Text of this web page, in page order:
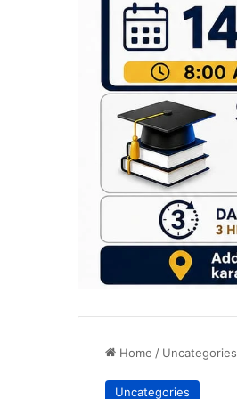
Home / Uncategories
Uncategories